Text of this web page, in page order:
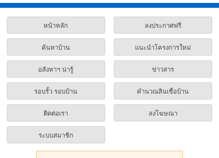
หน้าหลัก ลงประกาศฟรี
ค้นหาบ้าน แนะนำโครงการใหม่
อสังหาฯ น่ารู้ ข่าวสาร
รอบรั้ว รอบบ้าน คำนวณสินเชื่อบ้าน
ติดต่อเรา ลงโฆษณา
ระบบสมาชิก